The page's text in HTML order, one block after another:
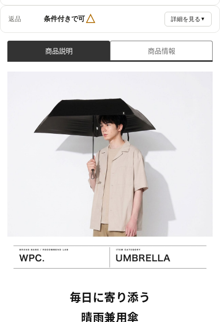
返品 条件付きで可△ 詳細を見る ▼
商品説明 商品情報
毎日に寄り添う
晴雨兼用傘